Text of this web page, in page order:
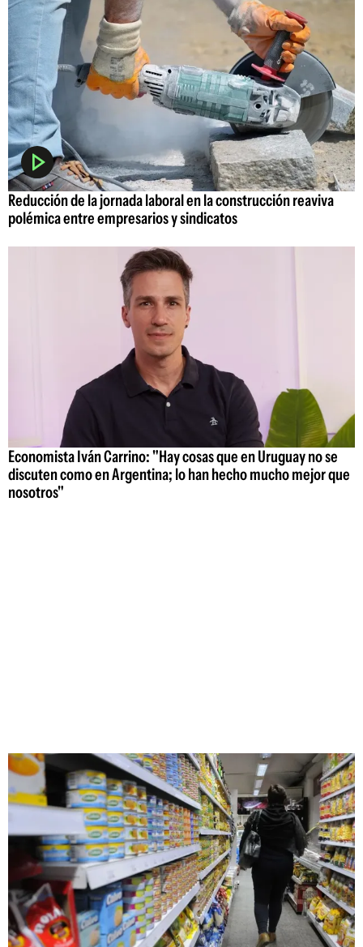
Reducción de la jornada laboral en la construcción reaviva
polémica entre empresarios y sindicatos
Economista Iván Carrino: "Hay cosas que en Uruguay no se
discuten como en Argentina; lo han hecho mucho mejor que
nosotros"